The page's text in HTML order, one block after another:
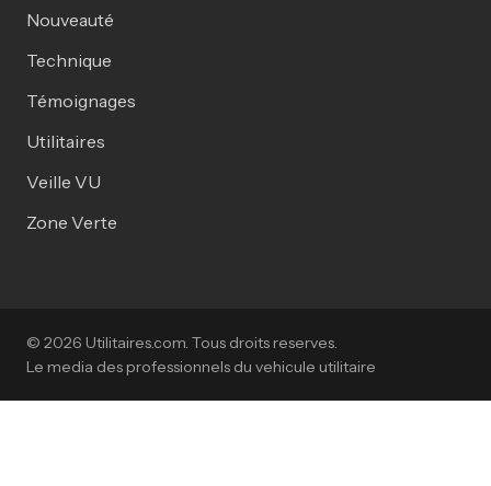
Nouveauté
Technique
Témoignages
Utilitaires
Veille VU
Zone Verte
© 2026 Utilitaires.com. Tous droits reserves.
Le media des professionnels du vehicule utilitaire